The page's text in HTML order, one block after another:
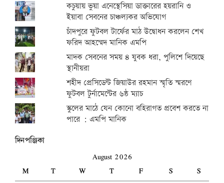
কচুয়ায় ভুয়া এনেস্থেসিয়া ডাক্তারের হয়রানি ও
ইয়াবা সেবনের চাঞ্চল্যকর অভিযোগ
চাঁদপুরে ফুটবল টার্ফের মাঠ উদ্বোধন করলেন শেখ
ফরিদ আহম্মেদ মানিক এমপি
মাদক সেবনের সময় ৪ যুবক ধরা, পুলিশে দিয়েছে
স্থানীয়রা
শহীদ প্রেসিডেন্ট জিয়াউর রহমান স্মৃতি স্মরণে
ফুটবল টুর্নামেন্টের ৬ষ্ঠ ম্যাচ
স্কুলের মাঠে যেন কোনো বহিরাগত প্রবেশ করতে না
পারে : এমপি মানিক
দিনপঞ্জিকা
August 2026
M
T W T F S
S